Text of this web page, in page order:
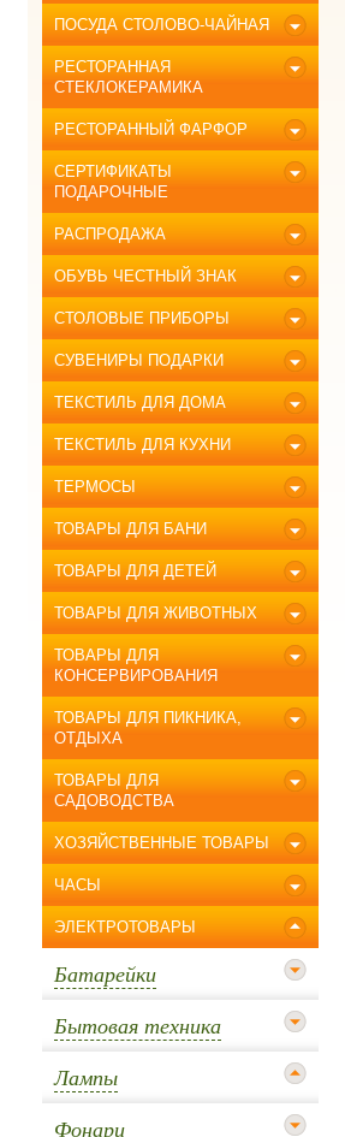
ПОСУДА СТОЛОВО-ЧАЙНАЯ
РЕСТОРАННАЯ
СТЕКЛОКЕРАМИКА
РЕСТОРАННЫЙ ФАРФОР
СЕРТИФИКАТЫ
ПОДАРОЧНЫЕ
РАСПРОДАЖА
ОБУВЬ ЧЕСТНЫЙ ЗНАК
СТОЛОВЫЕ ПРИБОРЫ
СУВЕНИРЫ ПОДАРКИ
ТЕКСТИЛЬ ДЛЯ ДОМА
ТЕКСТИЛЬ ДЛЯ КУХНИ
ТЕРМОСЫ
ТОВАРЫ ДЛЯ БАНИ
ТОВАРЫ ДЛЯ ДЕТЕЙ
ТОВАРЫ ДЛЯ ЖИВОТНЫХ
ТОВАРЫ ДЛЯ
КОНСЕРВИРОВАНИЯ
ТОВАРЫ ДЛЯ ПИКНИКА,
ОТДЫХА
ТОВАРЫ ДЛЯ
САДОВОДСТВА
ХОЗЯЙСТВЕННЫЕ ТОВАРЫ
ЧАСЫ
ЭЛЕКТРОТОВАРЫ
Батарейки
Бытовая техника
Лампы
Фонари